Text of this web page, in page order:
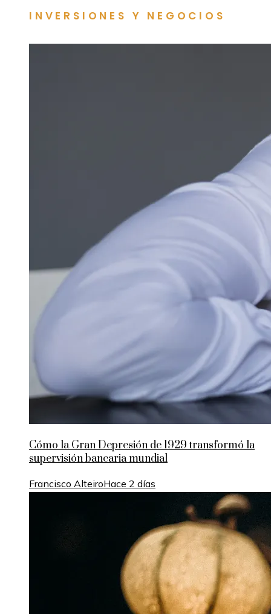
INVERSIONES Y NEGOCIOS
Cómo la Gran Depresión de 1929 transformó la
supervisión bancaria mundial
Francisco AlteiroHace 2 días